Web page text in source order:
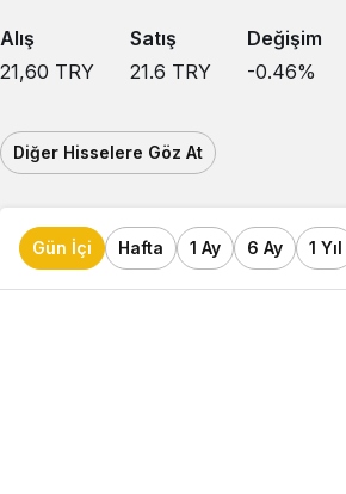
Alış
21,60 TRY
Satış
21.6 TRY
Değişim
-0.46%
Diğer Hisselere Göz At
Gün İçi Hafta 1 Ay 6 Ay 1 Yıl